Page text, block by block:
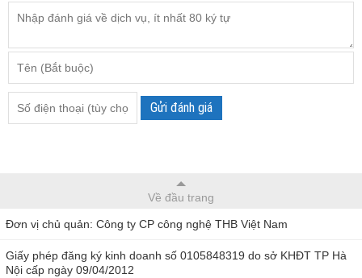
Gửi đánh giá
Về đầu trang
Đơn vị chủ quản: Công ty CP công nghệ THB Việt Nam
Giấy phép đăng ký kinh doanh số 0105848319 do sở KHĐT TP Hà
Nội cấp ngày 09/04/2012